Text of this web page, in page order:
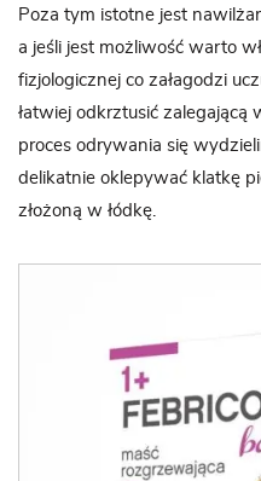
Poza tym istotne jest
a jeśli jest możliwość warto
fizjologicznej co załagodzi
łatwiej odkrztusić
proces odrywania się
delikatnie oklepywać klatkę
złożoną w łódkę.